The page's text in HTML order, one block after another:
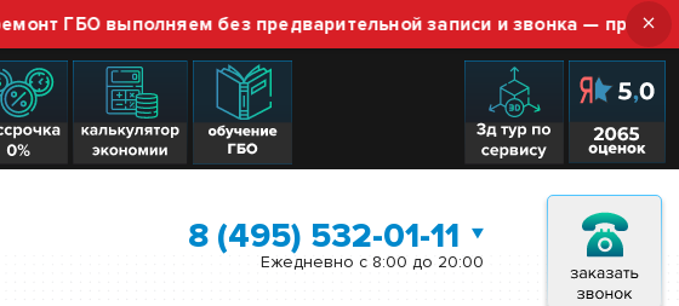
ГБО выполняем без предварительной записи и звонка — просто ×
8 (495) 532-01-11
Ежедневно с 8:00 до 20:00